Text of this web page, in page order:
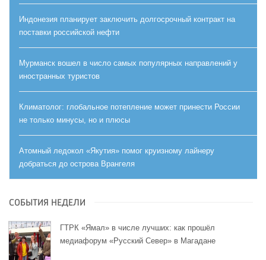
Индонезия планирует заключить долгосрочный контракт на
поставки российской нефти
Мурманск вошел в число самых популярных направлений у
иностранных туристов
Климатолог: глобальное потепление может принести России
не только минусы, но и плюсы
Атомный ледокол «Якутия» помог круизному лайнеру
добраться до острова Врангеля
СОБЫТИЯ НЕДЕЛИ
ГТРК «Ямал» в числе лучших: как прошёл
медиафорум «Русский Север» в Магадане